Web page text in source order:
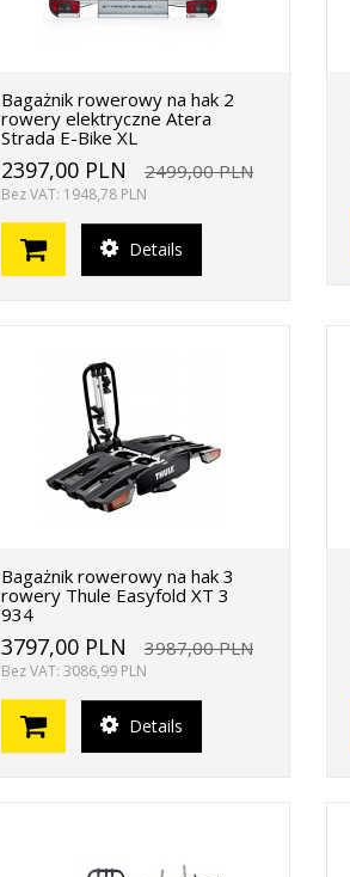
Bagażnik rowerowy na hak 2
rowery elektryczne Atera
Strada E-Bike XL
2397,00 PLN 2499,00 PLN
Bez VAT: 1948,78 PLN
Details
Bagażnik rowerowy na hak 3
rowery Thule Easyfold XT 3
934
3797,00 PLN 3987,00 PLN
Bez VAT: 3086,99 PLN
Details